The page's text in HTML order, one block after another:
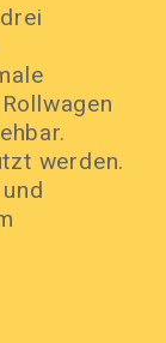
werden.